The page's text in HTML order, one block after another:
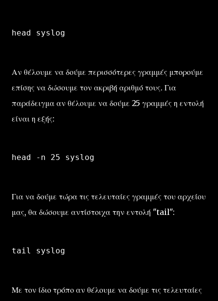
head syslog
Αν θέλουμε να δούμε περισσότερες γραμμές μπορούμε
επίσης να δώσουμε τον ακριβή αριθμό τους. Για
παράδειγμα αν θέλουμε να δούμε 25 γραμμές η εντολή
είναι η εξής:
head -n 25 syslog
Για να δούμε τώρα τις τελευταίες γραμμές του αρχείου
μας, θα δώσουμε αντίστοιχα την εντολή "tail":
tail syslog
Με τον ίδιο τρόπο αν θέλουμε να δούμε τις τελευταίες